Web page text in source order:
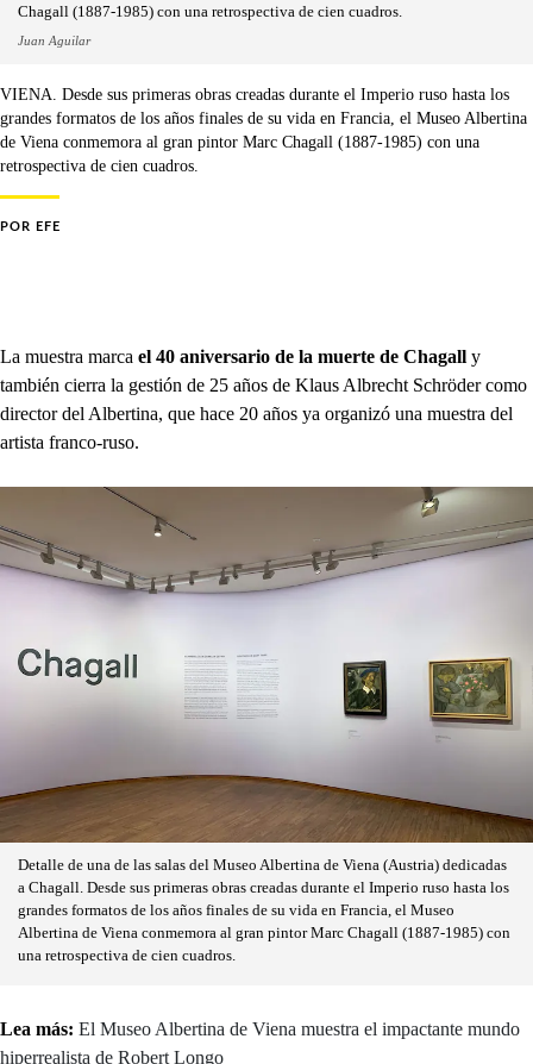
Chagall (1887-1985) con una retrospectiva de cien cuadros.
Juan Aguilar
VIENA. Desde sus primeras obras creadas durante el Imperio ruso hasta los
grandes formatos de los años finales de su vida en Francia, el Museo Albertina
de Viena conmemora al gran pintor Marc Chagall (1887-1985) con una
retrospectiva de cien cuadros.
POR EFE
La muestra marca el 40 aniversario de la muerte de Chagall y
también cierra la gestión de 25 años de Klaus Albrecht Schröder como
director del Albertina, que hace 20 años ya organizó una muestra del
artista franco-ruso.
Detalle de una de las salas del Museo Albertina de Viena (Austria) dedicadas
a Chagall. Desde sus primeras obras creadas durante el Imperio ruso hasta los
grandes formatos de los años finales de su vida en Francia, el Museo
Albertina de Viena conmemora al gran pintor Marc Chagall (1887-1985) con
una retrospectiva de cien cuadros.
Lea más: El Museo Albertina de Viena muestra el impactante mundo
hiperrealista de Robert Longo